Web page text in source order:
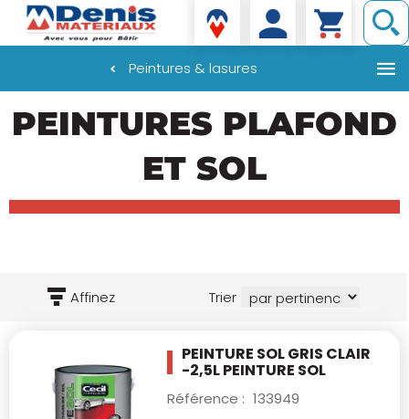
au
contenu
Denis matériaux
Peintures & lasures
PEINTURES PLAFOND
ET SOL
Affinez Trier
PEINTURE SOL GRIS CLAIR
-2,5LPEINTURE SOL
Référence : 133949